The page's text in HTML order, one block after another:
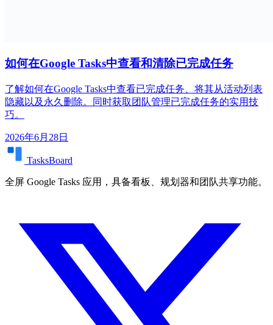
如何在Google Tasks中查看和清除已完成任务
了解如何在Google Tasks中查看已完成任务、将其从活动列表
隐藏以及永久删除。同时获取团队管理已完成任务的实用技
巧。
2026年6月28日
TasksBoard
全屏 Google Tasks 应用，具备看板、规划器和团队共享功能。